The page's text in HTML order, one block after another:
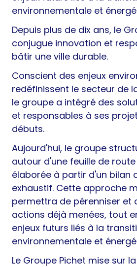
environnementale et
Depuis plus de dix ans, le
conjugue innovation et
bâtir une ville durable.
Conscient des enjeux
redéfinissent le secteur de
le groupe a intégré des
et responsables à ses
débuts.
Aujourd'hui, le groupe
autour d'une feuille de
élaborée à partir d'un bilan
exhaustif. Cette approche
permettra de pérenniser et
actions déjà menées, tout
enjeux futurs liés à la
environnementale et
Le Groupe Pichet mise sur